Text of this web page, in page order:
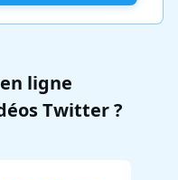
ligne
Twitter ?